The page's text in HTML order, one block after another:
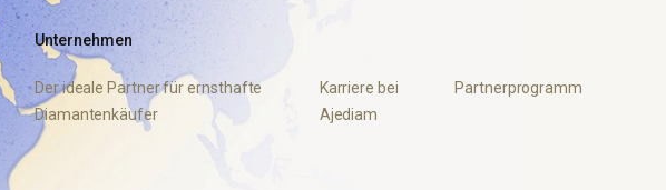
Unternehmen
Der ideale Partner für ernsthafte
Diamantenkäufer
Karriere bei
Ajediam
Partnerprogramm